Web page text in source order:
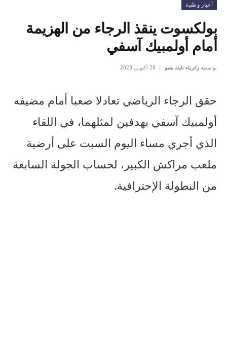
أخبار وطنية
بولكسوت ينقذ الرجاء من الهزيمة
أمام أولمبيك آسفي
بواسطة زكرياء نايت همو 28 أكتوبر، 2023
حقق الرجاء الرياضي تعادلا صعبا أمام مضيفه
أولمبيك آسفي بهدفين لمثلهما، في اللقاء
الذي أجري مساء اليوم السبت على أرضية
ملعب مراكش الكبير، لحساب الجولة السابعة
من البطولة الإحترافية.